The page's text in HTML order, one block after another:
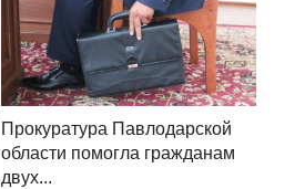
Прокуратура Павлодарской
области помогла гражданам
двух...